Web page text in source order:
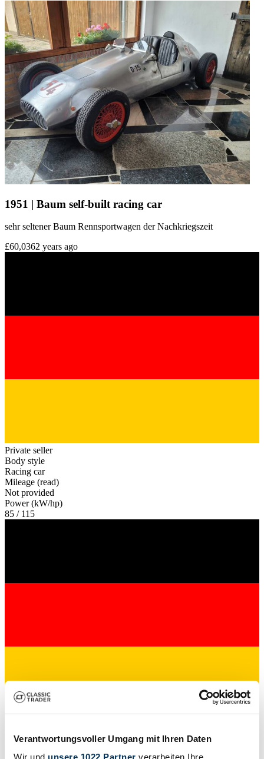
Verantwortungsvoller Umgang mit Ihren Daten
Wir und unsere 1022 Partner verarbeiten Ihre
1951 | Baum self-built racing car
sehr seltener Baum Rennsportwagen der Nachkriegszeit
£60,0362 years ago
Private seller
Body style
Racing car
Mileage (read)
Not provided
Power (kW/hp)
85 / 115
Private seller